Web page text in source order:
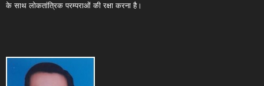
के साथ लोकतांत्रिक परम्पराओं की रक्षा करना है।